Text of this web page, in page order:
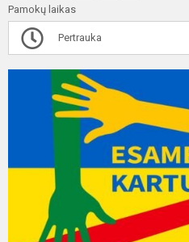
Pamokų laikas
Pertrauka